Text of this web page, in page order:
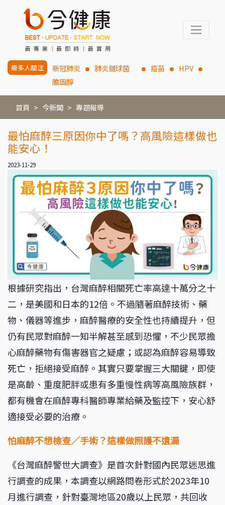
最多人關注 新冠肺炎 肺炎鏈球菌 疫苗
HPV
膽固醇
首頁 今新聞 專題報導
最怕麻醉三原因你中了嗎？高風險這樣做也
能安心！
2023-11-29
根據研究指出，台灣麻醉相關死亡率高達十萬分之十
二，是美國和日本的12倍。不過隨著麻醉技術、藥
物、儀器等進步，麻醉醫療的安全性也持續提升，但
仍有民眾對麻醉一知半解甚至感到恐懼，不少民眾擔
心麻醉藥物有傷害器官之疑慮；或認為麻醉容易導致
死亡，拒絕接受麻醉。其實只要掌握三大關鍵，即使
是高齡、重度肥胖或患有多重慢性病等高風險族群，
都有機會在麻醉專科醫師專業給藥及監控下，安心舒
適接受必要的治療。
怕麻醉不想檢查／手術？這樣做照護不遺漏
《台灣麻醉警世大調查》是首次針對國內民眾迷思進
行調查的成果，本調查以網路問卷形式於2023年10
月進行調查，針對臺灣地區20歲以上民眾，共回收